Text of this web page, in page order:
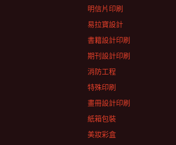
明信片印刷
易拉寶設計
書籍設計印刷
期刊設計印刷
消防工程
特殊印刷
畫冊設計印刷
紙箱包裝
美妝彩盒